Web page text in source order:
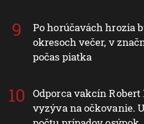
Po horúčavách hrozia
okresoch večer, v
počas piatka
Odporca vakcín Robert
vyzýva na očkovanie.